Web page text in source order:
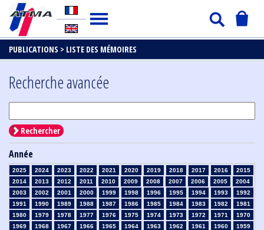
PUBLICATIONS > LISTE DES MÉMOIRES
Recherche avancée
Rechercher
Année
2025 2024 2023 2022 2021 2020 2019 2018 2017 2016
2015
2014
2013 2012 2011 2010 2009 2008 2007 2006 2005
2004
2003
2002 2001 2000 1999 1998 1996 1995 1994 1993
1992
1991
1990 1989 1988 1987 1986 1985 1984 1983 1982
1981
1980
1979 1978 1977 1976 1975 1974 1973 1972 1971
1970
1969
1968 1967 1966 1965 1964 1963 1962 1961 1960
1959